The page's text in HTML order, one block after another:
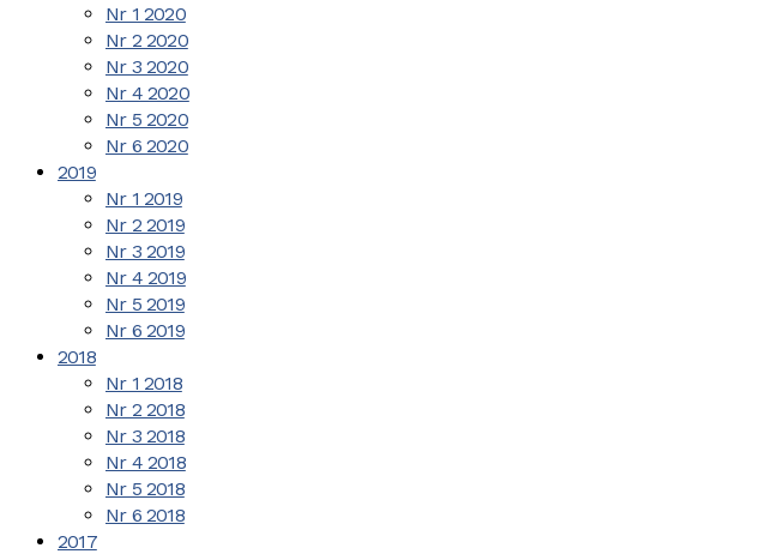
Nr 1 2020
Nr 2 2020
Nr 3 2020
Nr 4 2020
Nr 5 2020
Nr 6 2020
2019
Nr 1 2019
Nr 2 2019
Nr 3 2019
Nr 4 2019
Nr 5 2019
Nr 6 2019
2018
Nr 1 2018
Nr 2 2018
Nr 3 2018
Nr 4 2018
Nr 5 2018
Nr 6 2018
2017